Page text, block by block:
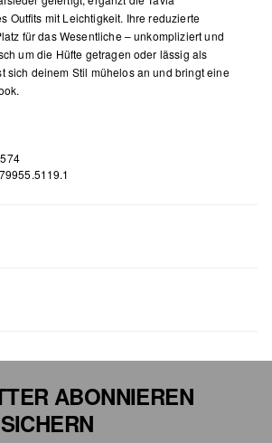
Outfits mit Leichtigkeit. Ihre reduzierte
für das Wesentliche – unkompliziert und
um die Hüfte getragen oder lässig als
sich deinem Stil mühelos an und bringt eine
x 32,2 x 7,5
ABONNIEREN